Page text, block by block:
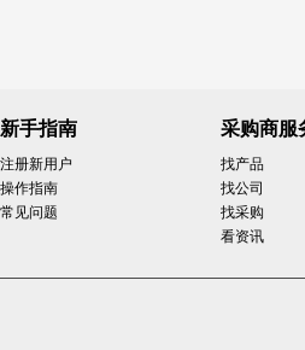
新手指南
注册新用户
操作指南
常见问题
采购商服
找产品
找公司
找采购
看资讯